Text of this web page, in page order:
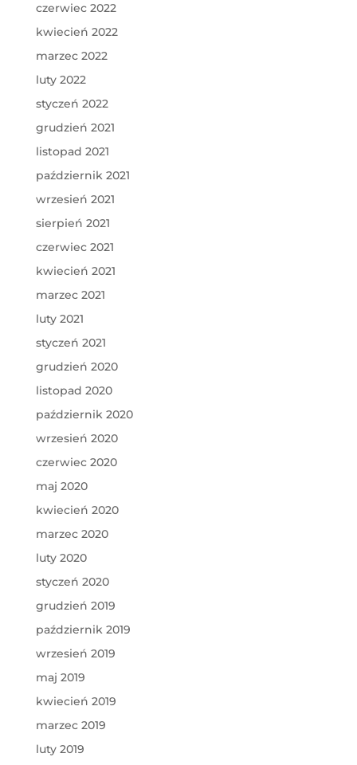
czerwiec 2022
kwiecień 2022
marzec 2022
luty 2022
styczeń 2022
grudzień 2021
listopad 2021
październik 2021
wrzesień 2021
sierpień 2021
czerwiec 2021
kwiecień 2021
marzec 2021
luty 2021
styczeń 2021
grudzień 2020
listopad 2020
październik 2020
wrzesień 2020
czerwiec 2020
maj 2020
kwiecień 2020
marzec 2020
luty 2020
styczeń 2020
grudzień 2019
październik 2019
wrzesień 2019
maj 2019
kwiecień 2019
marzec 2019
luty 2019